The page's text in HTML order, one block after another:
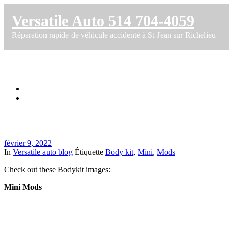
Versatile Auto 514 704-4059
Réparation rapide de véhicule accidenté à St-Jean sur Richelieu
février 9, 2022
In Versatile auto blog Étiquette Body kit, Mini, Mods
Check out these Bodykit images:
Mini Mods